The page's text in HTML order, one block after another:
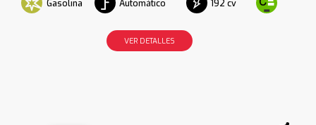
Gasolina Automático 192 cv
VER DETALLES